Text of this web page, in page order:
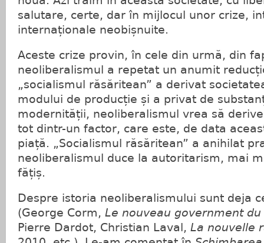
salutare, certe, dar în mijlocul unor crize,
internaționale neobișnuite.
Aceste crize provin, în cele din urmă, din
neoliberalismul a repetat un anumit
„socialismul răsăritean” a derivat
modului de producție și a privat de
modernității, neoliberalismul vrea să
tot dintr-un factor, care este, de data
piață. „Socialismul răsăritean” a anihilat
neoliberalismul duce la autoritarism, mai
fățiș.
Despre istoria neoliberalismului sunt deja
(George Corm, Le nouveau government
Pierre Dardot, Christian Laval, La nouvelle